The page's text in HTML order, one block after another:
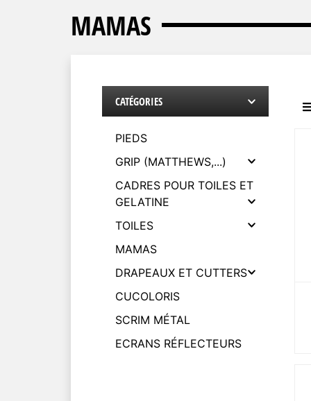
MAMAS
CATÉGORIES
PIEDS
GRIP (MATTHEWS,...)
CADRES POUR TOILES ET
GELATINE
TOILES
MAMAS
DRAPEAUX ET CUTTERS
CUCOLORIS
SCRIM MÉTAL
ECRANS RÉFLECTEURS